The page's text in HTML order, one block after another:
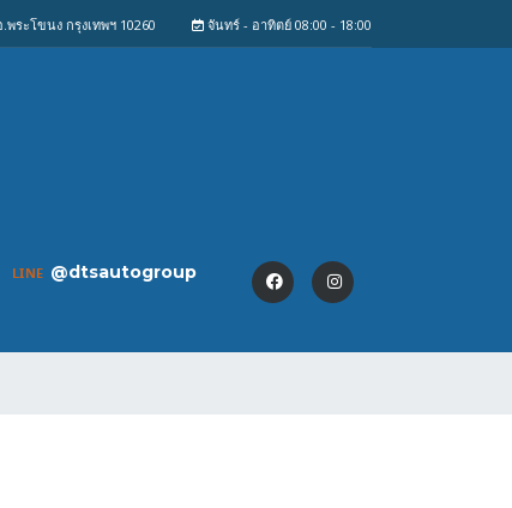
จันทร์ - อาทิตย์ 08:00 - 18:00
ระโขนง กรุงเทพฯ 10260
LINE @dtsautogroup